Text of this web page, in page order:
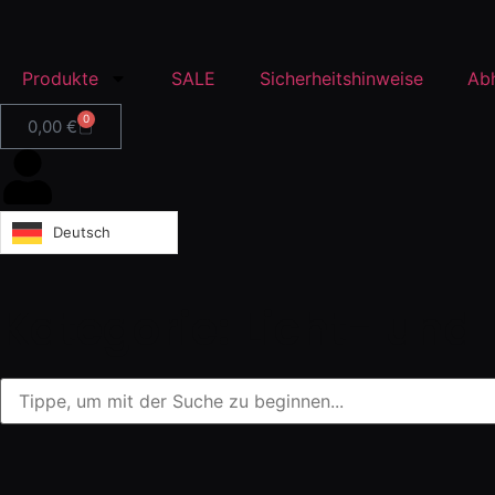
Produkte SALE Sicherheitshinweise
0,00 € 0
Deutsch